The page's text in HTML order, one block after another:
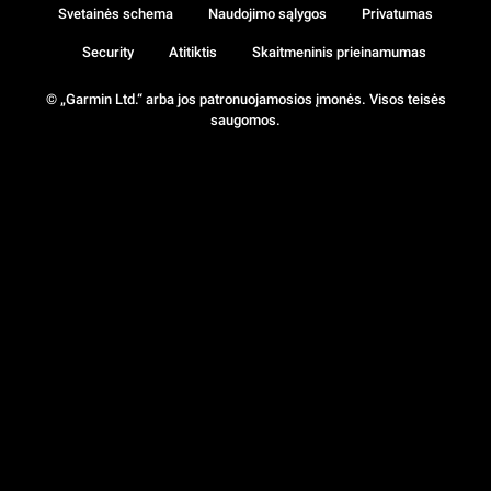
© „Garmin Ltd.“ arba jos patronuojamosios įmonės. Visos teisės
saugomos.
Svetainės schema Naudojimo sąlygos Privatumas
Security Atitiktis Skaitmeninis prieinamumas